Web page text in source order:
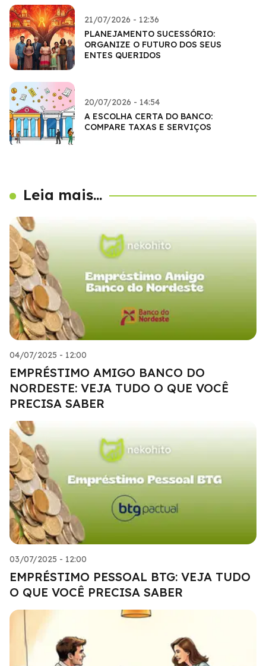
21/07/2026 - 12:36
PLANEJAMENTO SUCESSÓRIO:
ORGANIZE O FUTURO DOS SEUS
ENTES QUERIDOS
20/07/2026 - 14:54
A ESCOLHA CERTA DO BANCO:
COMPARE TAXAS E SERVIÇOS
Leia mais...
04/07/2025 - 12:00
EMPRÉSTIMO AMIGO BANCO DO
NORDESTE: VEJA TUDO O QUE VOCÊ
PRECISA SABER
03/07/2025 - 12:00
EMPRÉSTIMO PESSOAL BTG: VEJA TUDO
O QUE VOCÊ PRECISA SABER